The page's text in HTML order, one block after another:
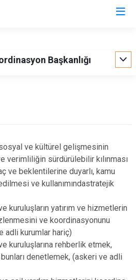
Başkanlığı
ve kültürel gelişmesinin
verimliliğin sürdürülebilir kılınması
ve beklentilerine duyarlı, kamu
ve kullanımındastratejik
kuruluşların yatırım ve hizmetlerin
ve koordinasyonunu
adli kurumlar hariç)
kuruluşlarına rehberlik etmek,
denetlemek, (askeri ve adli